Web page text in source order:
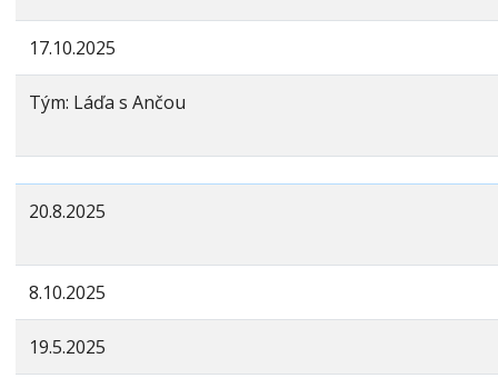
17.10.2025
Tým: Láďa s Ančou
20.8.2025
8.10.2025
19.5.2025